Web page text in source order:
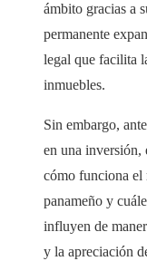
ámbito gracias a
permanente
legal que facilita
inmuebles.
Sin embargo,
en una inversión,
cómo funciona
panameño y
influyen de
y la apreciación